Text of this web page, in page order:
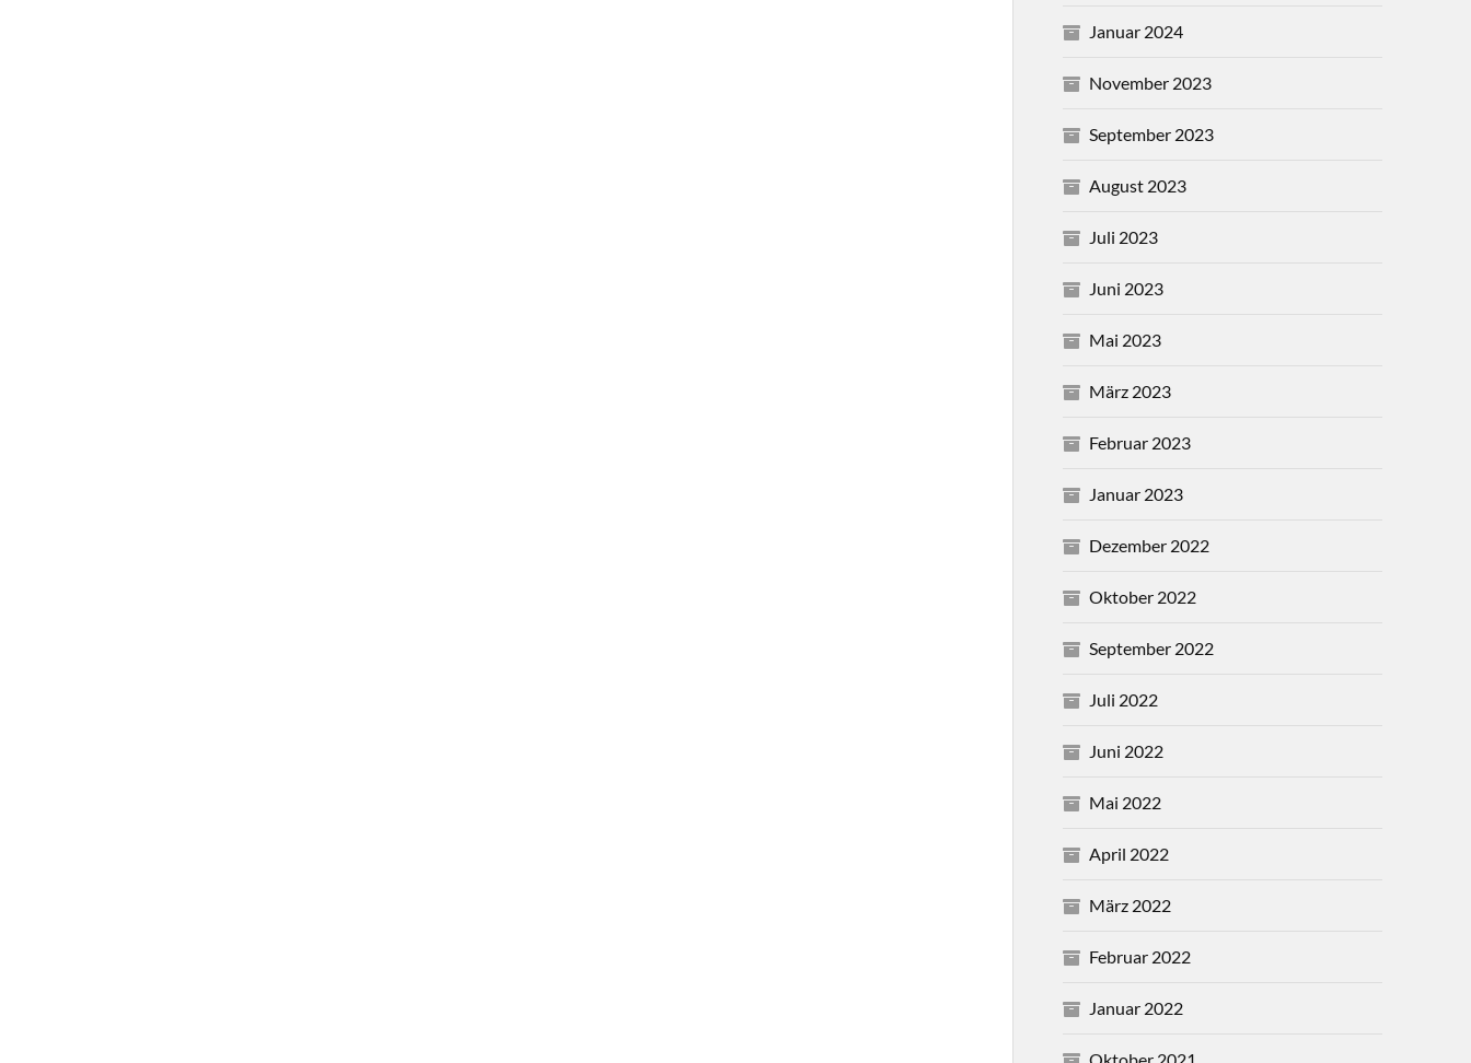
Januar 2024
November 2023
September 2023
August 2023
Juli 2023
Juni 2023
Mai 2023
März 2023
Februar 2023
Januar 2023
Dezember 2022
Oktober 2022
September 2022
Juli 2022
Juni 2022
Mai 2022
April 2022
März 2022
Februar 2022
Januar 2022